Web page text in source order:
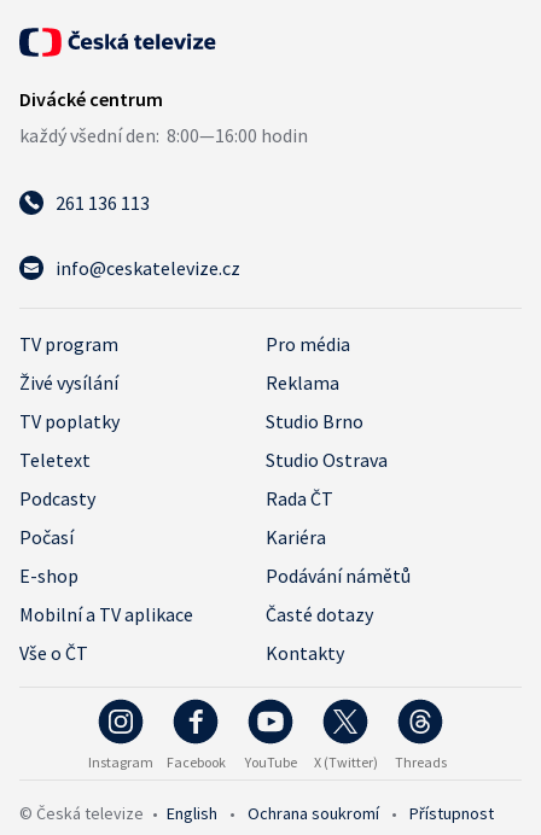
261 136 113
info@ceskatelevize.cz
TV program
Pro média
Živé vysílání
Reklama
TV poplatky
Studio Brno
Teletext
Studio Ostrava
Podcasty
Rada ČT
Počasí
Kariéra
E-shop
Podávání námětů
Mobilní a TV aplikace
Časté dotazy
Vše o ČT
Kontakty
Instagram Facebook YouTube X (Twitter) Threads
© Česká televize • English • Ochrana soukromí • Přístupnost